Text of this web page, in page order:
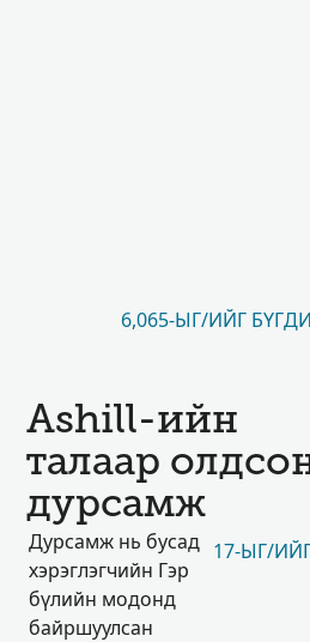
6,065-ЫГ/ИЙГ
Ashill-ийн
талаар
дурсамж
Дурсамж нь бусад
хэрэглэгчийн Гэр
бүлийн модонд
байршуулсан
17-ЫГ/